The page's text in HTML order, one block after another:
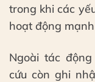
trong khi các
hoạt động
Ngoài tác
cứu còn ghi